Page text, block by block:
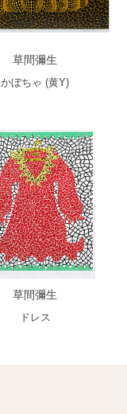
草間彌生
かぼちゃ (黄Y)
草間彌生
ドレス